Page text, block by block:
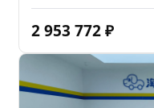
2 953 772 ₽